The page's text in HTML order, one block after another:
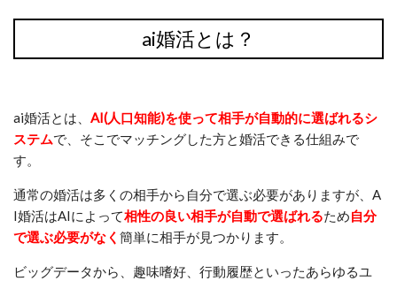
ai婚活とは？
ai婚活とは、 AI(人口知能)を使って相手が自動的に選ばれるシ
ステムで、そこでマッチングした方と婚活できる仕組みで
す。
通常の婚活は多くの相手から自分で選ぶ必要がありますが、A
I婚活はAIによって相性の良い相手が自動で選ばれるため自分
で選ぶ必要がなく 簡単に相手が見つかります。
ビッグデータから、趣味嗜好、行動履歴といったあらゆるユ